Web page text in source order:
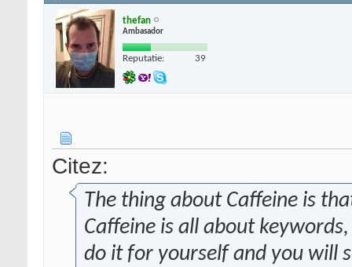
thefan
Ambasador
Reputatie: 39
Citez:
The thing about Caffeine is
Caffeine is all about
do it for yourself and you will